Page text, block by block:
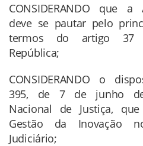
CONSIDERANDO que a
deve se pautar pelo
termos do artigo 37
República;
CONSIDERANDO o
395, de 7 de junho
Nacional de Justiça,
Gestão da Inovação
Judiciário;